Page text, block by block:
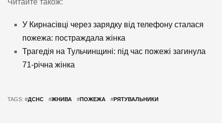
У Кирнасівці через зарядку від телефону сталася
пожежа: постраждала жінка
Трагедія на Тульчинщині: під час пожежі загинула
71-річна жінка
TAGS: #ДСНС #ЖНИВА #ПОЖЕЖА #РЯТУВАЛЬНИКИ